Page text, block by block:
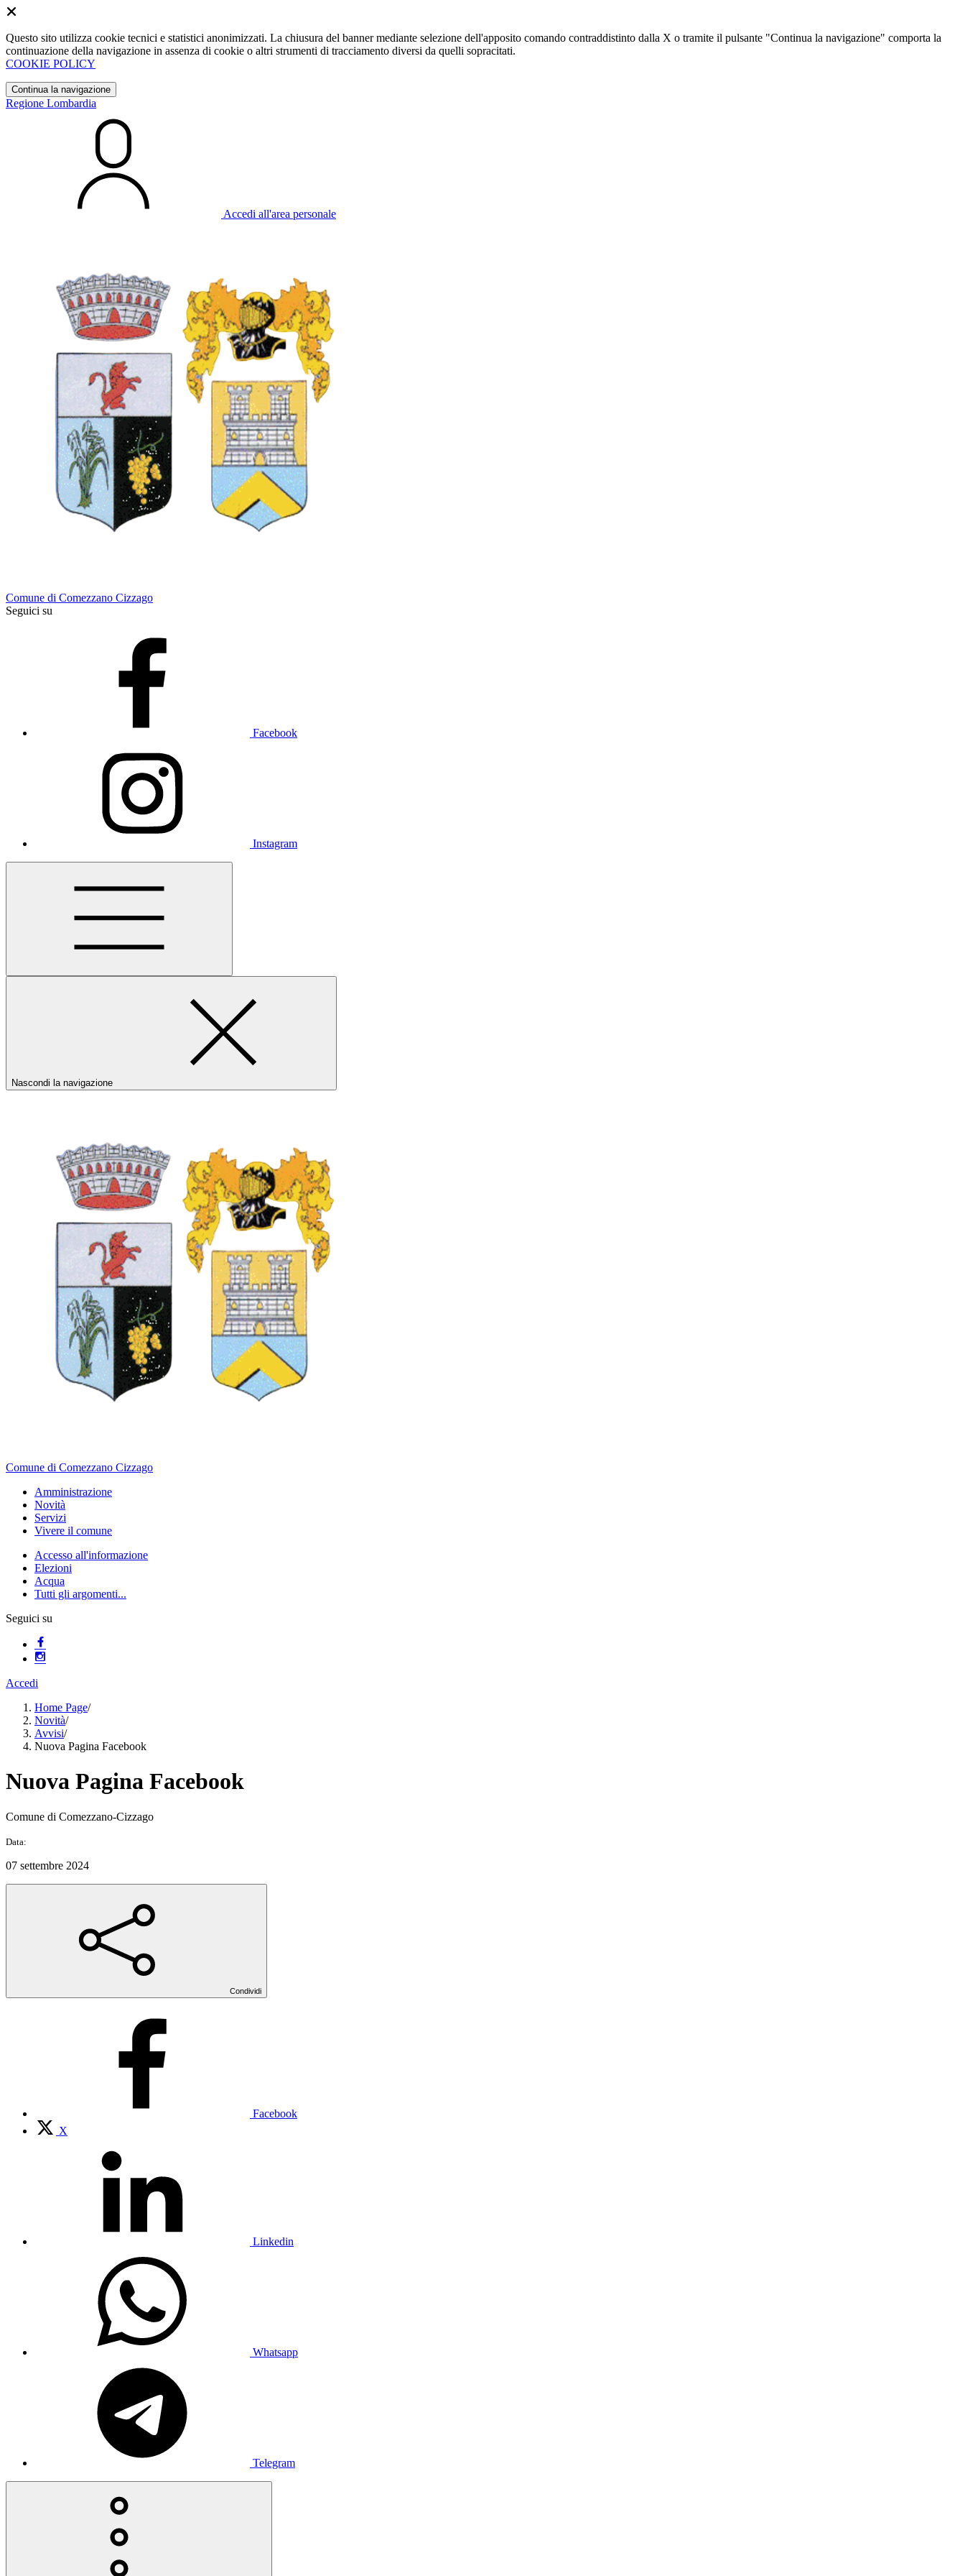
Questo sito utilizza cookie tecnici e statistici anonimizzati. La chiusura del banner mediante selezione dell'apposito comando contraddistinto dalla X o tramite il pulsante "Continua la navigazione" comporta la
continuazione della navigazione in assenza di cookie o altri strumenti di tracciamento diversi da quelli sopracitati.
COOKIE POLICY
Continua la navigazione
Regione Lombardia
Accedi all'area personale
Comune di Comezzano Cizzago
Seguici su
Facebook
Instagram
Nascondi la navigazione
Comune di Comezzano Cizzago
Amministrazione
Novità
Servizi
Vivere il comune
Accesso all'informazione
Elezioni
Acqua
Tutti gli argomenti...
Seguici su
Accedi
Home Page/
Novità/
Avvisi/
Nuova Pagina Facebook
Nuova Pagina Facebook
Comune di Comezzano-Cizzago
Data:
07 settembre 2024
Condividi
Facebook
X
Linkedin
Whatsapp
Telegram